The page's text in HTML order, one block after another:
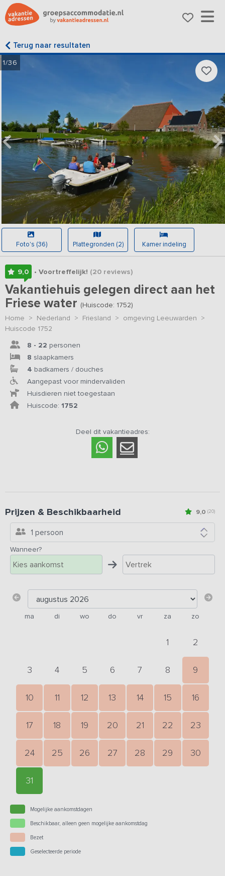
Terug naar resultaten
1/36
Foto's (36) Plattegronden (2) Kamer indeling
9,0 • Voortreffelijk! (20reviews)
Vakantiehuis gelegen direct aan het
Friese water (Huiscode: 1752)
Home > Nederland > Friesland > omgeving Leeuwarden >
Huiscode 1752
8 - 22 personen
8 slaapkamers
4 badkamers / douches
Aangepast voor mindervaliden
Huisdieren niet toegestaan
Huiscode: 1752
Deel dit vakantieadres:
9,0 (20)
Prijzen & Beschikbaarheid
1 persoon
Wanneer?
ma di wo do vr za zo
1 2
3 4 5 6 7 8 9
10 11 12 13 14 15 16
17 18 19 20 21 22 23
24 25 26 27 28 29 30
31
Mogelijke aankomstdagen
Beschikbaar, alleen geen mogelijke aankomstdag
Bezet
Geselecteerde periode